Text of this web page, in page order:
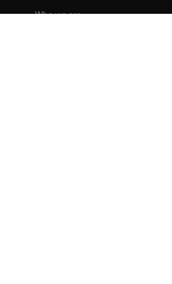
Who we are